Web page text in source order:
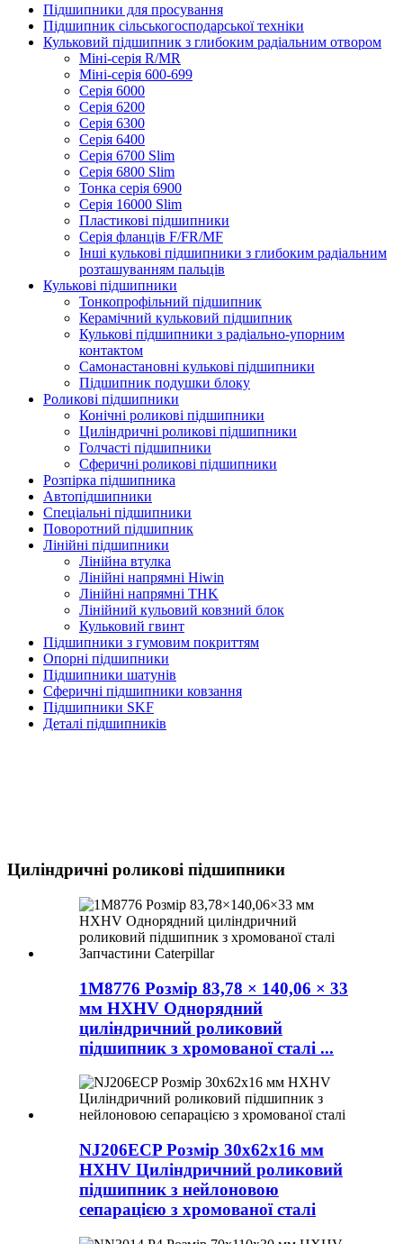
Підшипники для просування
Підшипник сільськогосподарської техніки
Кульковий підшипник з глибоким радіальним отвором
Міні-серія R/MR
Міні-серія 600-699
Серія 6000
Серія 6200
Серія 6300
Серія 6400
Серія 6700 Slim
Серія 6800 Slim
Тонка серія 6900
Серія 16000 Slim
Пластикові підшипники
Серія фланців F/FR/MF
Інші кулькові підшипники з глибоким радіальним
розташуванням пальців
Кулькові підшипники
Тонкопрофільний підшипник
Керамічний кульковий підшипник
Кулькові підшипники з радіально-упорним
контактом
Самонастановні кулькові підшипники
Підшипник подушки блоку
Роликові підшипники
Конічні роликові підшипники
Циліндричні роликові підшипники
Голчасті підшипники
Сферичні роликові підшипники
Розпірка підшипника
Автопідшипники
Спеціальні підшипники
Поворотний підшипник
Лінійні підшипники
Лінійна втулка
Лінійні напрямні Hiwin
Лінійні напрямні THK
Лінійний кульовий ковзний блок
Кульковий гвинт
Підшипники з гумовим покриттям
Опорні підшипники
Підшипники шатунів
Сферичні підшипники ковзання
Підшипники SKF
Деталі підшипників
Циліндричні роликові підшипники
1M8776 Розмір 83,78 × 140,06 × 33
мм HXHV Однорядний
циліндричний роликовий
підшипник з хромованої сталі ...
NJ206ECP Розмір 30x62x16 мм
HXHV Циліндричний роликовий
підшипник з нейлоновою
сепарацією з хромованої сталі